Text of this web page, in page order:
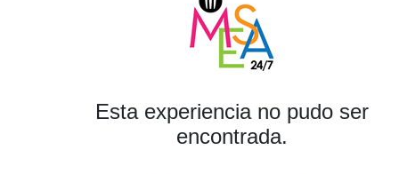
Esta experiencia no pudo ser
encontrada.